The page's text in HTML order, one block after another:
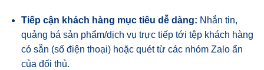
Tiếp cận khách hàng mục tiêu dễ dàng: Nhắn tin,
quảng bá sản phẩm/dịch vụ trực tiếp tới tệp khách hàng
có sẵn (số điện thoại) hoặc quét từ các nhóm Zalo ẩn
của đối thủ.